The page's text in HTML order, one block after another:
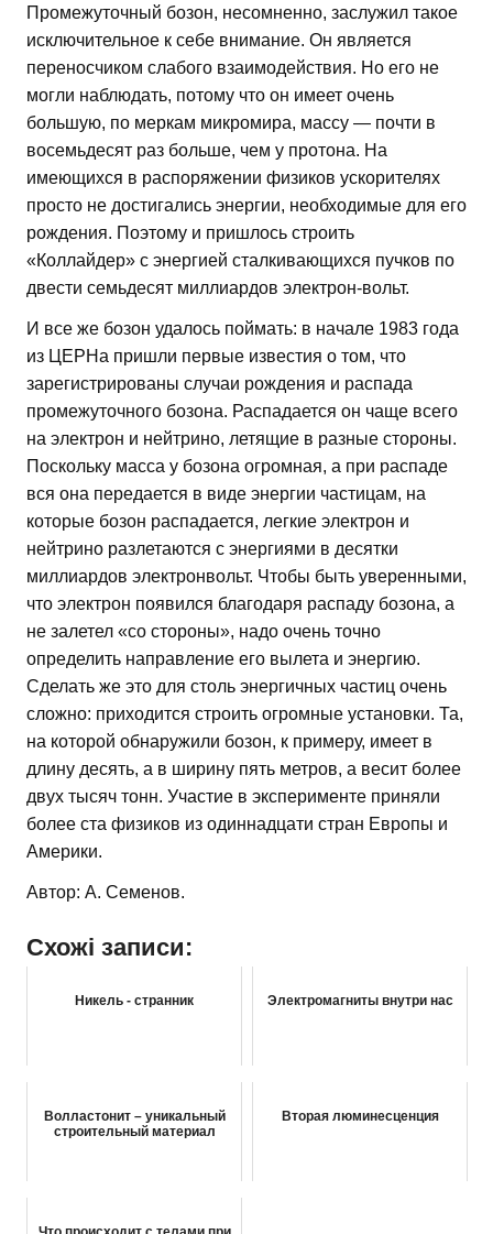
Промежуточный бозон, несомненно, заслужил такое
исключительное к себе внимание. Он является
переносчиком слабого взаимодействия. Но его не
могли наблюдать, потому что он имеет очень
большую, по меркам микромира, массу — почти в
восемьдесят раз больше, чем у протона. На
имеющихся в распоряжении физиков ускорителях
просто не достигались энергии, необходимые для его
рождения. Поэтому и пришлось строить
«Коллайдер» с энергией сталкивающихся пучков по
двести семьдесят миллиардов электрон-вольт.
И все же бозон удалось поймать: в начале 1983 года
из ЦЕРНа пришли первые известия о том, что
зарегистрированы случаи рождения и распада
промежуточного бозона. Распадается он чаще всего
на электрон и нейтрино, летящие в разные стороны.
Поскольку масса у бозона огромная, а при распаде
вся она передается в виде энергии частицам, на
которые бозон распадается, легкие электрон и
нейтрино разлетаются с энергиями в десятки
миллиардов электронвольт. Чтобы быть уверенными,
что электрон появился благодаря распаду бозона, а
не залетел «со стороны», надо очень точно
определить направление его вылета и энергию.
Сделать же это для столь энергичных частиц очень
сложно: приходится строить огромные установки. Та,
на которой обнаружили бозон, к примеру, имеет в
длину десять, а в ширину пять метров, а весит более
двух тысяч тонн. Участие в эксперименте приняли
более ста физиков из одиннадцати стран Европы и
Америки.
Автор: А. Семенов.
Схожі записи:
Никель - странник Электромагниты внутри нас
Волластонит – уникальный
строительный материал
Вторая люминесценция